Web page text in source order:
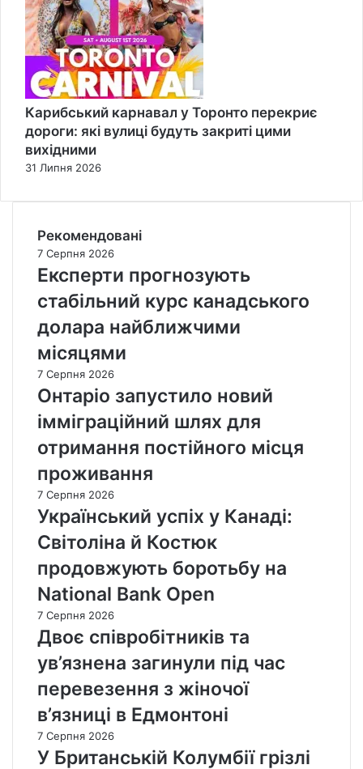
Карибський карнавал у Торонто перекриє
дороги: які вулиці будуть закриті цими
вихідними
31 Липня 2026
Рекомендовані
7 Серпня 2026
Експерти прогнозують
стабільний курс канадського
долара найближчими
місяцями
7 Серпня 2026
Онтаріо запустило новий
імміграційний шлях для
отримання постійного місця
проживання
7 Серпня 2026
Український успіх у Канаді:
Світоліна й Костюк
продовжують боротьбу на
National Bank Open
7 Серпня 2026
Двоє співробітників та
ув’язнена загинули під час
перевезення з жіночої
в’язниці в Едмонтоні
7 Серпня 2026
У Британській Колумбії грізлі